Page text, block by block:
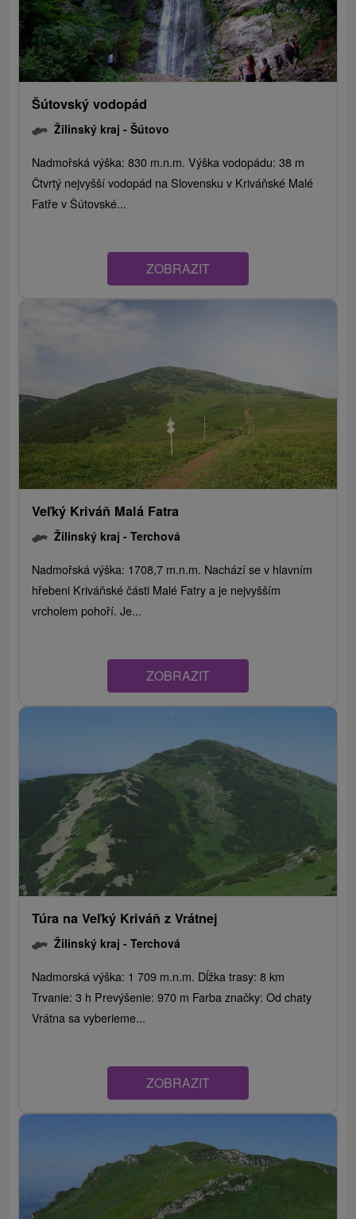
Šútovský vodopád
Žilinský kraj -Šútovo
Nadmořská výška: 830 m.n.m. Výška vodopádu: 38 m
Čtvrtý nejvyšší vodopád na Slovensku v Kriváňské Malé
Fatře v Šútovské...
ZOBRAZIT
Veľký Kriváň Malá Fatra
Žilinský kraj -Terchová
Nadmořská výška: 1708,7 m.n.m. Nachází se v hlavním
hřebeni Kriváňské části Malé Fatry a je nejvyšším
vrcholem pohoří. Je...
ZOBRAZIT
Túra na Veľký Kriváň z Vrátnej
Žilinský kraj -Terchová
Nadmorská výška: 1 709 m.n.m. Dĺžka trasy: 8 km
Trvanie: 3 h Prevýšenie: 970 m Farba značky: Od chaty
Vrátna sa vyberieme...
ZOBRAZIT